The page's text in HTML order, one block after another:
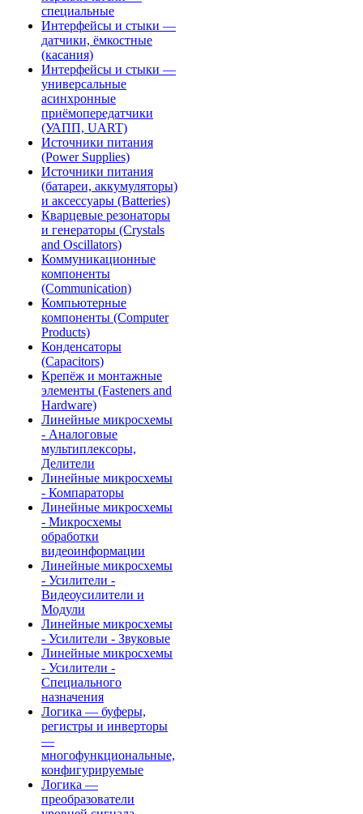
специальные
Интерфейсы и стыки —
датчики, ёмкостные
(касания)
Интерфейсы и стыки —
универсальные
асинхронные
приёмопередатчики
(УАПП, UART)
Источники питания
(Power Supplies)
Источники питания
(батареи, аккумуляторы)
и аксессуары (Batteries)
Кварцевые резонаторы
и генераторы (Crystals
and Oscillators)
Коммуникационные
компоненты
(Communication)
Компьютерные
компоненты (Computer
Products)
Конденсаторы
(Capacitors)
Крепёж и монтажные
элементы (Fasteners and
Hardware)
Линейные микросхемы
- Аналоговые
мультиплексоры,
Делители
Линейные микросхемы
- Компараторы
Линейные микросхемы
- Микросхемы
обработки
видеоинформации
Линейные микросхемы
- Усилители -
Видеоусилители и
Модули
Линейные микросхемы
- Усилители - Звуковые
Линейные микросхемы
- Усилители -
Специального
назначения
Логика — буферы,
регистры и инверторы
—
многофункциональные,
конфигурируемые
Логика —
преобразователи